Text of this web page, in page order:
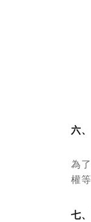
六
為
權
七